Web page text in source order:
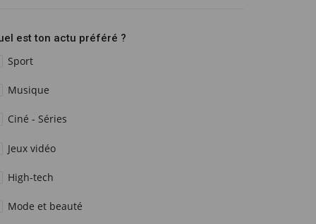
est ton actu préféré ?
Sport
Musique
Ciné - Séries
Jeux vidéo
High-tech
Mode et beauté